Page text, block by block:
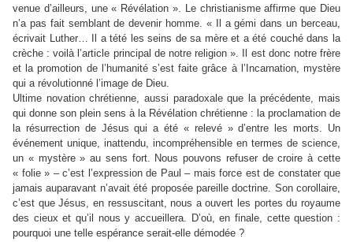
venue d’ailleurs, une « Révélation ». Le christianisme affirme que Dieu
n’a pas fait semblant de devenir homme. « Il a gémi dans un berceau,
écrivait Luther… Il a tété les seins de sa mère et a été couché dans la
crèche : voilà l’article principal de notre religion ». Il est donc notre frère
et la promotion de l’humanité s’est faite grâce à l’Incarnation, mystère
qui a révolutionné l’image de Dieu.
Ultime novation chrétienne, aussi paradoxale que la précédente, mais
qui donne son plein sens à la Révélation chrétienne : la proclamation de
la résurrection de Jésus qui a été « relevé » d’entre les morts. Un
événement unique, inattendu, incompréhensible en termes de science,
un « mystère » au sens fort. Nous pouvons refuser de croire à cette
« folie » – c’est l’expression de Paul – mais force est de constater que
jamais auparavant n’avait été proposée pareille doctrine. Son corollaire,
c’est que Jésus, en ressuscitant, nous a ouvert les portes du royaume
des cieux et qu’il nous y accueillera. D’où, en finale, cette question :
pourquoi une telle espérance serait-elle démodée ?